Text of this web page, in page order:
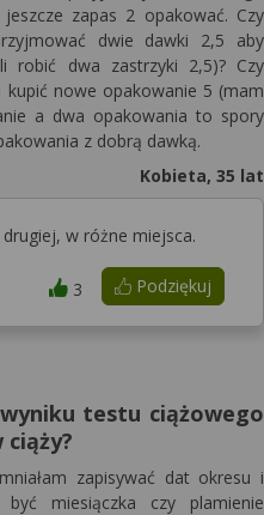
zapas 2 opakować. Czy
dwie dawki 2,5 aby
robić dwa zastrzyki 2,5)? Czy
nowe opakowanie 5 (mam
a dwa opakowania to spory
z dobrą dawką.
Kobieta, 35 lat
w różne miejsca.
Podziękuj
3
testu ciążowego
zapisywać dat okresu i
miesiączka czy plamienie